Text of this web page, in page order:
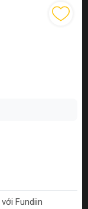
với Fundiin